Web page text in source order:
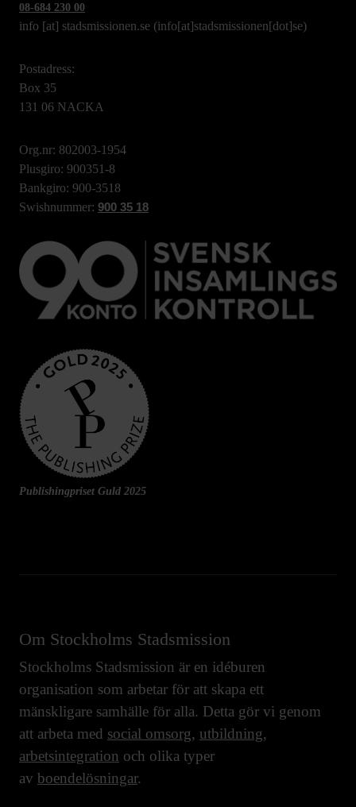
08-684 230 00
info [at] stadsmissionen.se (info[at]stadsmissionen[dot]se)
Postadress:
Box 35
131 06 NACKA
Org.nr: 802003-1954
Plusgiro: 900351-8
Bankgiro: 900-3518
Swishnummer: 900 35 18
Publishingpriset Guld 2025
Om Stockholms Stadsmission
Stockholms Stadsmission är en idéburen
organisation som arbetar för att skapa ett
mänskligare samhälle för alla. Detta gör vi genom
att arbeta med social omsorg, utbildning,
arbetsintegration och olika typer
av boendelösningar.